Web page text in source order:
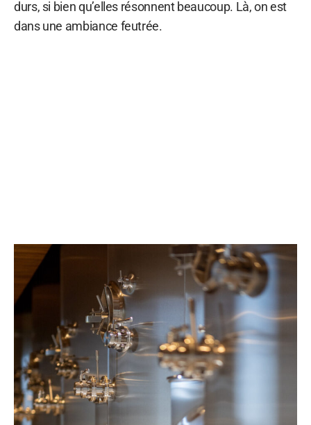
durs, si bien qu’elles résonnent beaucoup. Là, on est
dans une ambiance feutrée.